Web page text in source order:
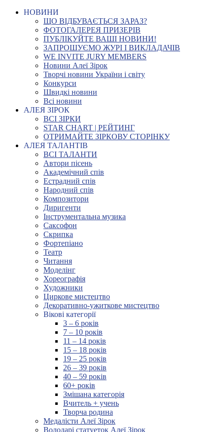
НОВИНИ
ЩО ВІДБУВАЄТЬСЯ ЗАРАЗ?
ФОТОГАЛЕРЕЯ ПРИЗЕРІВ
ПУБЛІКУЙТЕ ВАШІ НОВИНИ!
ЗАПРОШУЄМО ЖУРІ І ВИКЛАДАЧІВ
WE INVITE JURY MEMBERS
Новини Алеї Зірок
Творчі новини України і світу
Конкурси
Швидкі новини
Всі новини
АЛЕЯ ЗІРОК
ВСІ ЗІРКИ
STAR CHART | РЕЙТИНГ
ОТРИМАЙТЕ ЗІРКОВУ СТОРІНКУ
АЛЕЯ ТАЛАНТІВ
ВСІ ТАЛАНТИ
Автори пісень
Академічний спів
Естрадний спів
Народний спів
Композитори
Диригенти
Інструментальна музика
Саксофон
Скрипка
Фортепіано
Театр
Читання
Моделінг
Хореографія
Художники
Циркове мистецтво
Декоративно-ужиткове мистецтво
Вікові категорії
3 – 6 років
7 – 10 років
11 – 14 років
15 – 18 років
19 – 25 років
26 – 39 років
40 – 59 років
60+ років
Змішана категорія
Вчитель + учень
Творча родина
Медалісти Алеї Зірок
Володарі статуеток Алеї Зірок